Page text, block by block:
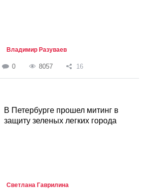
Владимир Разуваев
0 8057 16
В Петербурге прошел митинг в
защиту зеленых легких города
Светлана Гаврилина